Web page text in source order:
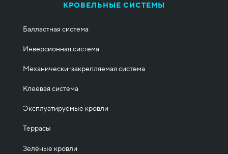
КРОВЕЛЬНЫЕ СИСТЕМЫ
Балластная система
Инверсионная система
Механически-закрепляемая система
Клеевая система
Эксплуатируемые кровли
Террасы
Зелёные кровли